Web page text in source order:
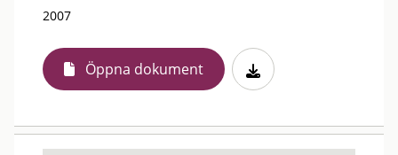
2007
Öppna dokument